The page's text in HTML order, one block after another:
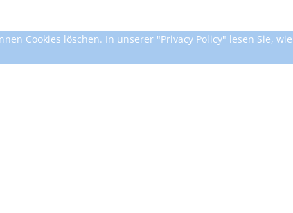
Cookies löschen. In unserer "Privacy Policy" lesen Sie, wie